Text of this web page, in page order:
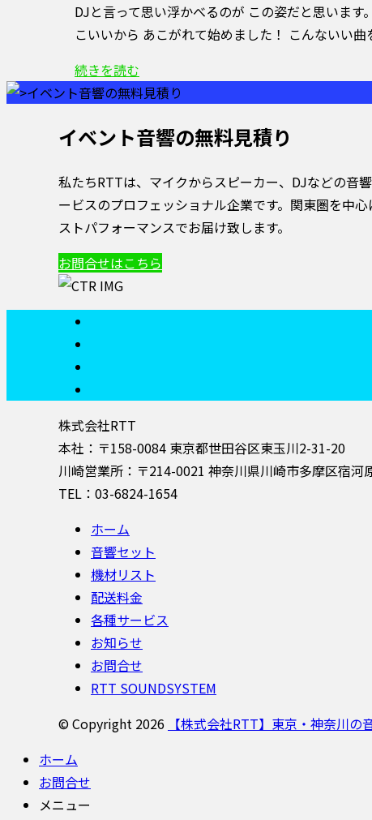
DJと言って思い浮かべるのが この姿だと思いま
こいいから あこがれて始めました！ こんないい
続きを読む
イベント音響の無料見積り
私たちRTTは、マイクからスピーカー、DJなどの音
ービスのプロフェッショナル企業です。関東圏を中
ストパフォーマンスでお届け致します。
お問合せはこちら
株式会社RTT
本社：〒158-0084 東京都世田谷区東玉川2-31-20
川崎営業所：〒214-0021 神奈川県川崎市多摩区宿河
TEL：03-6824-1654
ホーム
音響セット
機材リスト
配送料金
各種サービス
お知らせ
お問合せ
RTT SOUNDSYSTEM
© Copyright 2026 【株式会社RTT】東京・神奈川
ホーム
お問合せ
メニュー